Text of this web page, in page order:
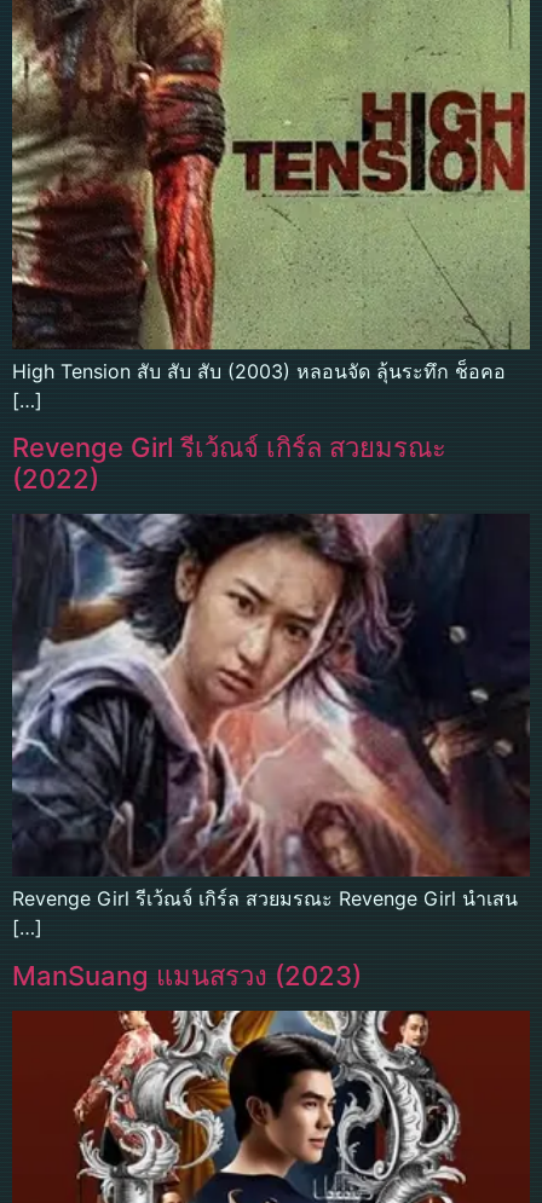
High Tension สับ สับ สับ (2003) หลอนจัด ลุ้นระทึก ช็อคอ
[…]
Revenge Girl รีเว้ณจ์ เกิร์ล สวยมรณะ
(2022)
Revenge Girl รีเว้ณจ์ เกิร์ล สวยมรณะ Revenge Girl นำเสน
[…]
ManSuang แมนสรวง (2023)